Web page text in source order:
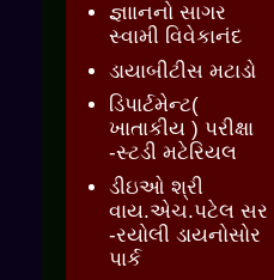
જ્ઞાાનનો સાગર
સ્વામી વિવેકાનંદ
ડાયાબીટીસ મટાડો
ડિપાર્ટમેન્ટ(
ખાતાકીય ) પરીક્ષા
-સ્ટડી મટેરિયલ
ડીઇઓ શ્રી
વાય.એચ.પટેલ સર
-રયોલી ડાયનોસોર
પાર્ક